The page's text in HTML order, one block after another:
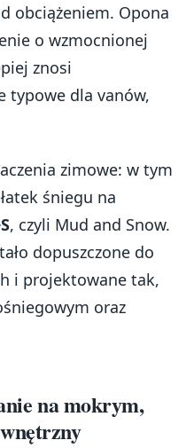
obciążeniem. Opona
o wzmocnionej
znosi
typowe dla vanów,
zimowe: w tym
śniegu na
, czyli Mud and Snow.
dopuszczone do
i projektowane tak,
oraz
na mokrym,